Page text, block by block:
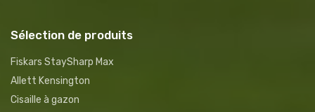
Sélection de produits
Fiskars StaySharp Max
Allett Kensington
Cisaille à gazon